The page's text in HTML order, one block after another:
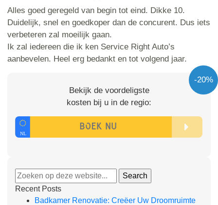
Alles goed geregeld van begin tot eind. Dikke 10.
Duidelijk, snel en goedkoper dan de concurent. Dus iets
verbeteren zal moeilijk gaan.
Ik zal iedereen die ik ken Service Right Auto’s
aanbevelen. Heel erg bedankt en tot volgend jaar.
-20%
Bekijk de voordeligste
kosten bij u in de regio:
Recent Posts
Badkamer Renovatie: Creëer Uw Droomruimte